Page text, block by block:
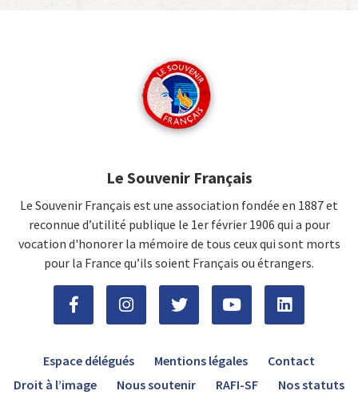
Le Souvenir Français
Le Souvenir Français est une association fondée en 1887 et
reconnue d’utilité publique le 1er février 1906 qui a pour
vocation d'honorer la mémoire de tous ceux qui sont morts
pour la France qu’ils soient Français ou étrangers.
Espace délégués Mentions légales
Contact
Droit à l’image
Nous soutenir RAFI-SF Nos statuts